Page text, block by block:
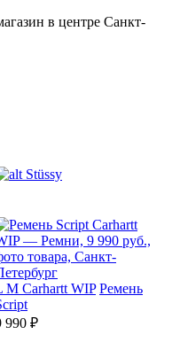
в центре Санкт-
Stüssy
M Carhartt WIP Ремень
990 ₽